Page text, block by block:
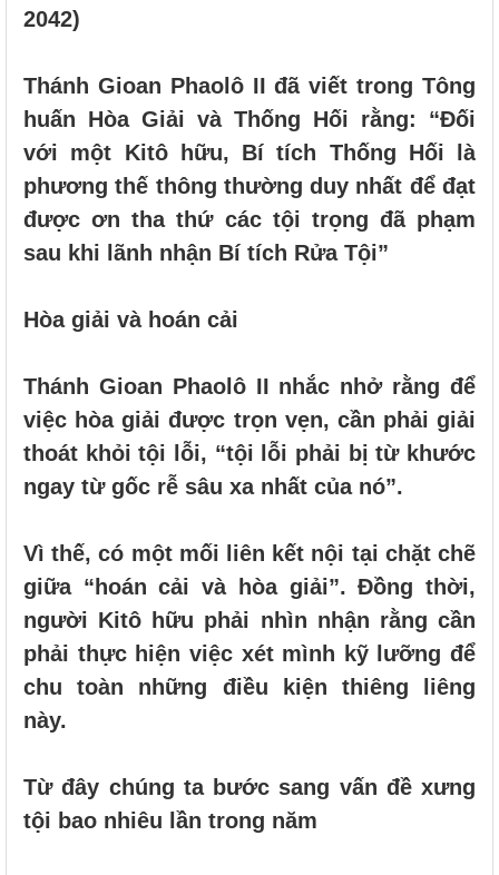
2042)
Thánh Gioan Phaolô II đã viết trong Tông
huấn Hòa Giải và Thống Hối rằng: “Đối
với một Kitô hữu, Bí tích Thống Hối là
phương thế thông thường duy nhất để đạt
được ơn tha thứ các tội trọng đã phạm
sau khi lãnh nhận Bí tích Rửa Tội”
Hòa giải và hoán cải
Thánh Gioan Phaolô II nhắc nhở rằng để
việc hòa giải được trọn vẹn, cần phải giải
thoát khỏi tội lỗi, “tội lỗi phải bị từ khước
ngay từ gốc rễ sâu xa nhất của nó”.
Vì thế, có một mối liên kết nội tại chặt chẽ
giữa “hoán cải và hòa giải”. Đồng thời,
người Kitô hữu phải nhìn nhận rằng cần
phải thực hiện việc xét mình kỹ lưỡng để
chu toàn những điều kiện thiêng liêng
này.
Từ đây chúng ta bước sang vấn đề xưng
tội bao nhiêu lần trong năm